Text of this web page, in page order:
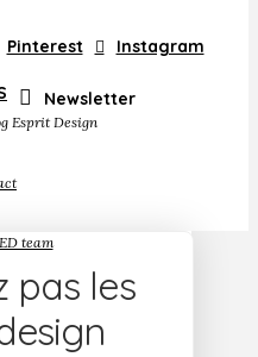
Pinterest Instagram
Newsletter
Esprit Design
team
pas les